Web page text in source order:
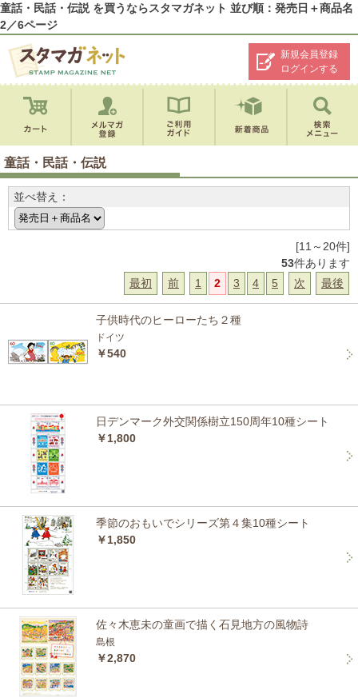
童話・民話・伝説 を買うならスタマガネット 並び順：発売日＋商品名
2／6ページ
新規会員登録
ログインする
童話・民話・伝説
並べ替え：
[11～20件]
53件あります
最初
前 1 2 3 4 5 次 最後
子供時代のヒーローたち２種
ドイツ
￥540
日デンマーク外交関係樹立150周年10種シート
￥1,800
季節のおもいでシリーズ第４集10種シート
￥1,850
佐々木恵未の童画で描く石見地方の風物詩
島根
￥2,870